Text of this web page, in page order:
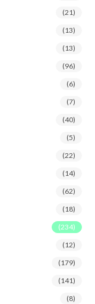
(21)
(13)
(13)
(96)
(6)
(7)
(40)
(5)
(22)
(14)
(62)
(18)
(234)
(12)
(179)
(141)
(8)